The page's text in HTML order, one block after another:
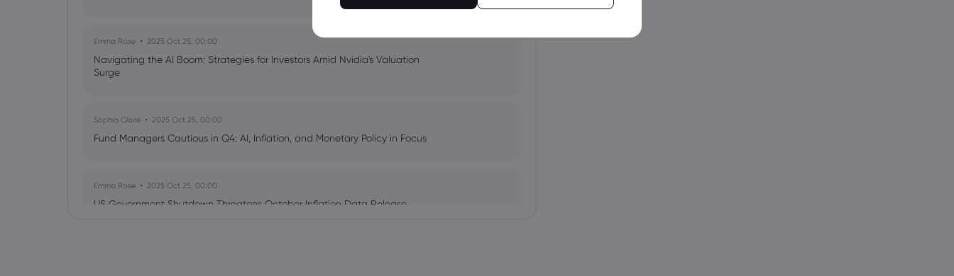
Emma Rose 2025 Oct 25, 00:00
Navigating the AI Boom: Strategies for Investors Amid Nvidia's Valuation
Surge
Sophia Claire 2025 Oct 25, 00:00
Fund Managers Cautious in Q4: AI, Inflation, and Monetary Policy in Focus
Emma Rose 2025 Oct 25, 00:00
US Government Shutdown Threatens October Inflation Data Release